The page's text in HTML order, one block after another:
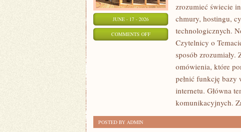
JUNE - 17 - 2026
COMMENTS OFFON
REGULACJE
zrozumieć świecie
chmury, hostingu,
technologicznych.
Czytelnicy o
sposób zrozumiały.
omówienia, które
pełnić funkcję
internetu. Główna
komunikacyjnych.
POSTED BY ADMIN